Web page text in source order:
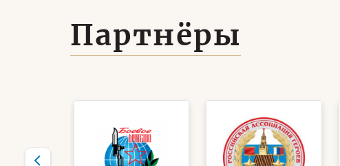
Партнёры